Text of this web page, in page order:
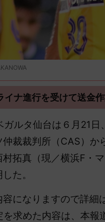
イナ進行を受けて送金作
ルタ仙台は６月21日
裁裁判所（CAS）か
拓真（現／横浜F・
た。
容になりますので詳
を求めた内容は、本